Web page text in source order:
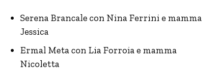
Serena Brancale con Nina Ferrini e mamma
Jessica
Ermal Meta con Lia Forroia e mamma
Nicoletta